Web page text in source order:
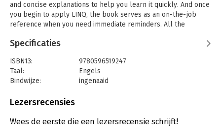
and concise explanations to help you learn it quickly. And once
you begin to apply LINQ, the book serves as an on-the-job
reference when you need immediate reminders. All the
LINQPad, the highly praised utility that lets you work with LINQ
LINQPad will not only help you learn LINQ, it will have you
thinking in LINQ.This reference explains: LINQ's key concepts,
such as deferred execution, iterator chaining, and type
local and interpreted queries; C# 3.0
grouping, query continuations, and more; Query syntax versus
Specificaties
ISBN13:
9780596519247
Taal:
Engels
Bindwijze:
ingenaaid
Uitgever:
Lezersrecensies
Wees de eerste die een lezersrecensie schrijft!